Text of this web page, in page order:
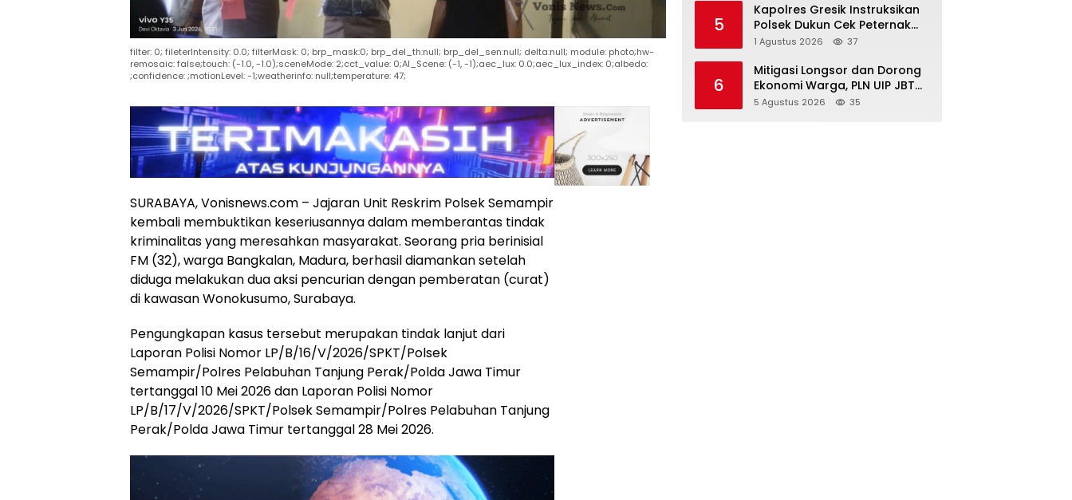
filter: 0; fileterIntensity: 0.0; filterMask: 0; brp_mask:0; brp_del_th:null; brp_del_sen:null; delta:null; module: photo;hw-
remosaic: false;touch: (-1.0, -1.0);sceneMode: 2;cct_value: 0;AI_Scene: (-1, -1);aec_lux: 0.0;aec_lux_index: 0;albedo:
;confidence: ;motionLevel: -1;weatherinfo: null;temperature: 47;
SURABAYA, Vonisnews.com – Jajaran Unit Reskrim Polsek Semampir
kembali membuktikan keseriusannya dalam memberantas tindak
kriminalitas yang meresahkan masyarakat. Seorang pria berinisial
FM (32), warga Bangkalan, Madura, berhasil diamankan setelah
diduga melakukan dua aksi pencurian dengan pemberatan (curat)
di kawasan Wonokusumo, Surabaya.
Pengungkapan kasus tersebut merupakan tindak lanjut dari
Laporan Polisi Nomor LP/B/16/V/2026/SPKT/Polsek
Semampir/Polres Pelabuhan Tanjung Perak/Polda Jawa Timur
tertanggal 10 Mei 2026 dan Laporan Polisi Nomor
LP/B/17/V/2026/SPKT/Polsek Semampir/Polres Pelabuhan Tanjung
Perak/Polda Jawa Timur tertanggal 28 Mei 2026.
Nasional
5
Kapolres Gresik Instruksikan
Polsek Dukun Cek Peternak
Kambing, Perkuat Ketahanan
1 Agustus 2026 37
6
Mitigasi Longsor dan Dorong
Ekonomi Warga, PLN UIP JBTB
Salurkan Bantuan Konservasi
5 Agustus 2026 35